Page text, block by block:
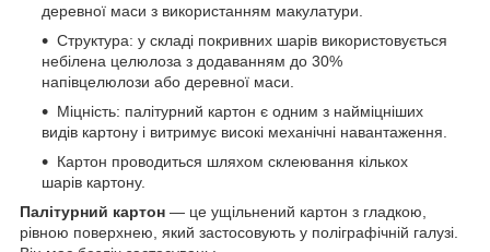
деревної маси з використанням макулатури.
Структура: у складі покривних шарів використовується
небілена целюлоза з додаванням до 30%
напівцелюлози або деревної маси.
Міцність: палітурний картон є одним з найміцніших
видів картону і витримує високі механічні навантаження.
Картон проводиться шляхом склеювання кількох
шарів картону.
Палітурний картон — це ущільнений картон з гладкою,
рівною поверхнею, який застосовують у поліграфічній галузі.